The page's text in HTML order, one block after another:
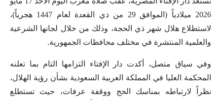
2026 ميلادياً (الموافق 29 من ذي القعدة لعام 1447 هجرياً)،
لاستطلاع هلال شهر ذي الحجة، وذلك من خلال لجانها الشرعية
والعلمية المنتشرة في مختلف محافظات الجمهورية.
وفي سياق متصل، أكدت دار الإفتاء التزامها التام بما تعلنه
المحكمة العليا في المملكة العربية السعودية بشأن رؤية الهلال،
نظراً لارتباطه بمناسك الحج ووقفة عرفات، حيث تستطلع